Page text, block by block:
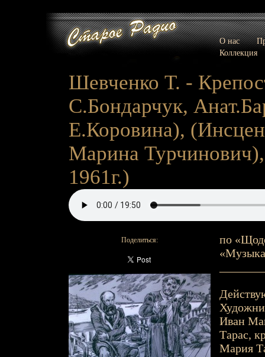
О нас
Коллекция
Шевченко Т. -
С.Бондарчук,
Е.Коровина),
Марина
1961г.)
Поделиться:
по
Иван
Тарас,
Мария